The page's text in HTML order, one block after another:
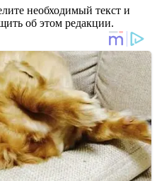
необходимый текст и
об этом редакции.